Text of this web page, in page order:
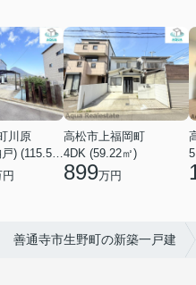
川原
4LDK＋S(納戸) (115.52㎡)
高松市上福岡町
4DK (59.22㎡)
899万円
善通寺市生野町の新築一戸建